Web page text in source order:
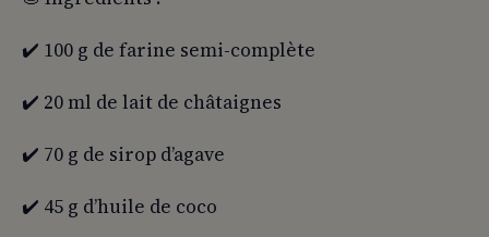
✔️ 100 g de farine semi-complète
✔️ 20 ml de lait de châtaignes
✔️ 70 g de sirop d’agave
✔️ 45 g d’huile de coco